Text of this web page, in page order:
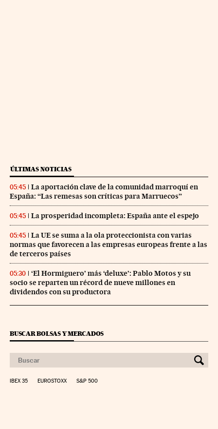
ÚLTIMAS NOTICIAS
05:45
La aportación clave de la comunidad marroquí en
España: “Las remesas son críticas para Marruecos”
05:45 La prosperidad incompleta: España ante el espejo
05:45
La UE se suma a la ola proteccionista con varias
normas que favorecen a las empresas europeas frente a las
de terceros países
05:30
‘El Hormiguero’ más ‘deluxe’: Pablo Motos y su
socio se reparten un récord de nueve millones en
dividendos con su productora
BUSCAR BOLSAS Y MERCADOS
IBEX 35 EUROSTOXX S&P 500